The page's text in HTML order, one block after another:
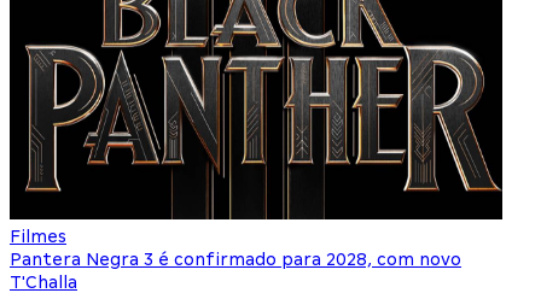
Filmes
Pantera Negra 3 é confirmado para 2028, com novo
T'Challa